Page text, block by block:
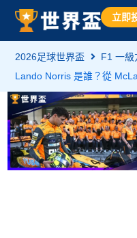
立即
2026足球世界盃
F1 一級
Lando Norris 是誰？從